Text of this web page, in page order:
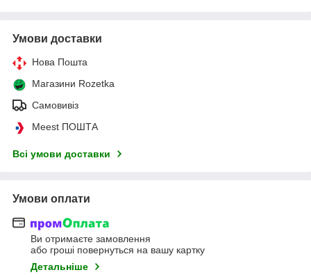
Умови доставки
Нова Пошта
Магазини Rozetka
Самовивіз
Meest ПОШТА
Всі умови доставки
Умови оплати
Ви отримаєте замовлення
або гроші повернуться на вашу картку
Детальніше